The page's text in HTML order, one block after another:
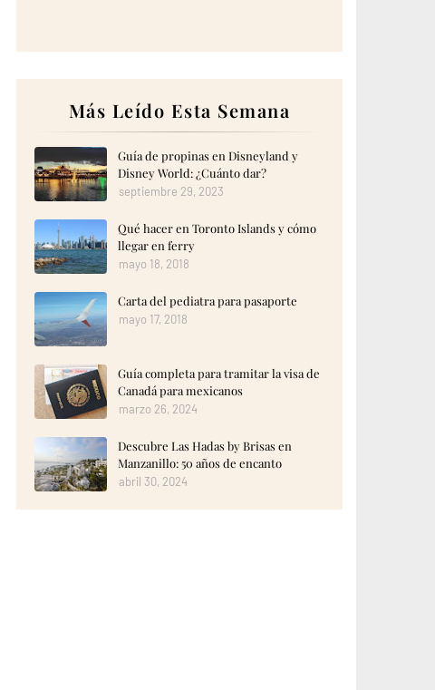
Más Leído Esta Semana
Guía de propinas en Disneyland y
Disney World: ¿Cuánto dar?
septiembre 29, 2023
Qué hacer en Toronto Islands y cómo
llegar en ferry
mayo 18, 2018
Carta del pediatra para pasaporte
mayo 17, 2018
Guía completa para tramitar la visa de
Canadá para mexicanos
marzo 26, 2024
Descubre Las Hadas by Brisas en
Manzanillo: 50 años de encanto
abril 30, 2024